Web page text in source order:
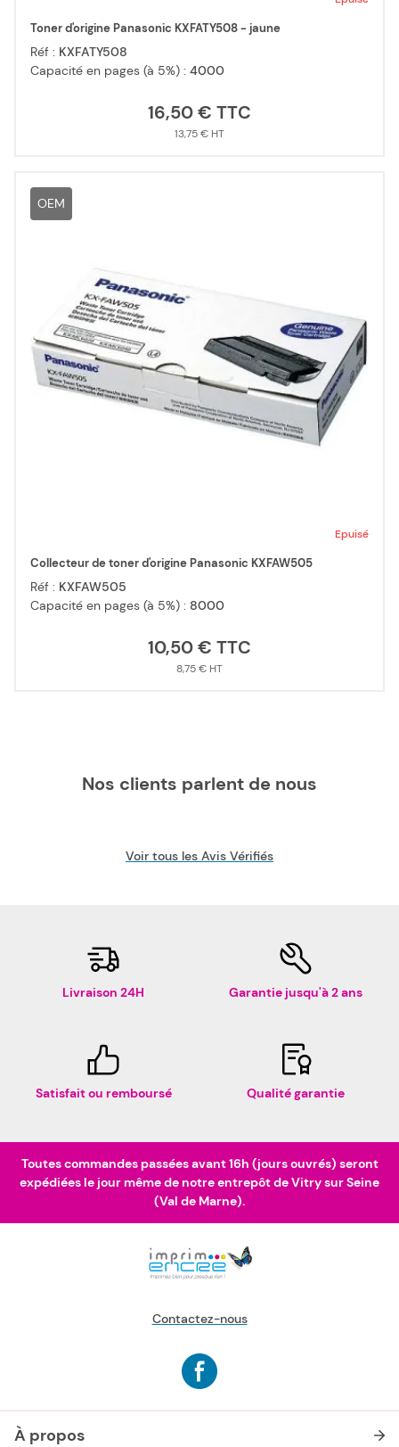
Toner d'origine Panasonic KXFATY508 - jaune
Réf : KXFATY508
Capacité en pages (à 5%) : 4000
16,50 €
13,75 €
OEM
Epuisé
Collecteur de toner d'origine Panasonic KXFAW505
Réf : KXFAW505
Capacité en pages (à 5%) : 8000
10,50 €
8,75 €
Nos clients parlent de nous
Voir tous les Avis Vérifiés
Livraison 24H Garantie jusqu'à 2 ans
Satisfait ou remboursé Qualité garantie
Toutes commandes passées avant 16h (jours ouvrés) seront
expédiées le jour même de notre entrepôt de Vitry sur Seine
(Val de Marne).
Contactez-nous
À propos